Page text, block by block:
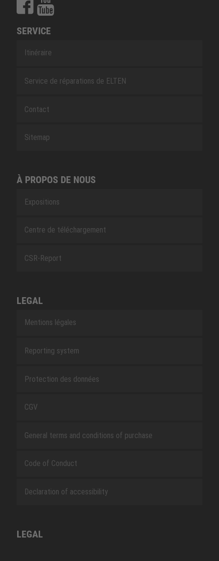
SERVICE
Itinéraire
Service de réparations de ELTEN
Contact
Sitemap
À PROPOS DE NOUS
Expositions
Centre de téléchargement
CSR-Report
LEGAL
Mentions légales
Reporting system
Protection des données
CGV
General terms and conditions of purchase
Code of Conduct
Declaration of accessibility
LEGAL